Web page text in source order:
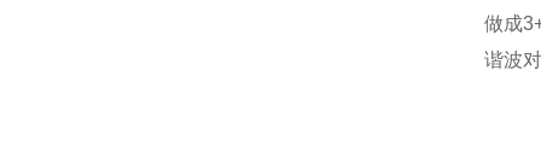
做成
谐波